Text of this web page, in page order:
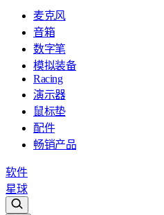
麦克风
音箱
数字笔
模拟装备
Racing
演示器
鼠标垫
配件
畅销产品
软件
星球